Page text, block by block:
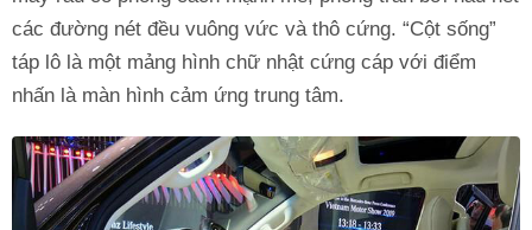
các đường nét đều vuông vức và thô cứng. “Cột sống”
táp lô là một mảng hình chữ nhật cứng cáp với điểm
nhấn là màn hình cảm ứng trung tâm.